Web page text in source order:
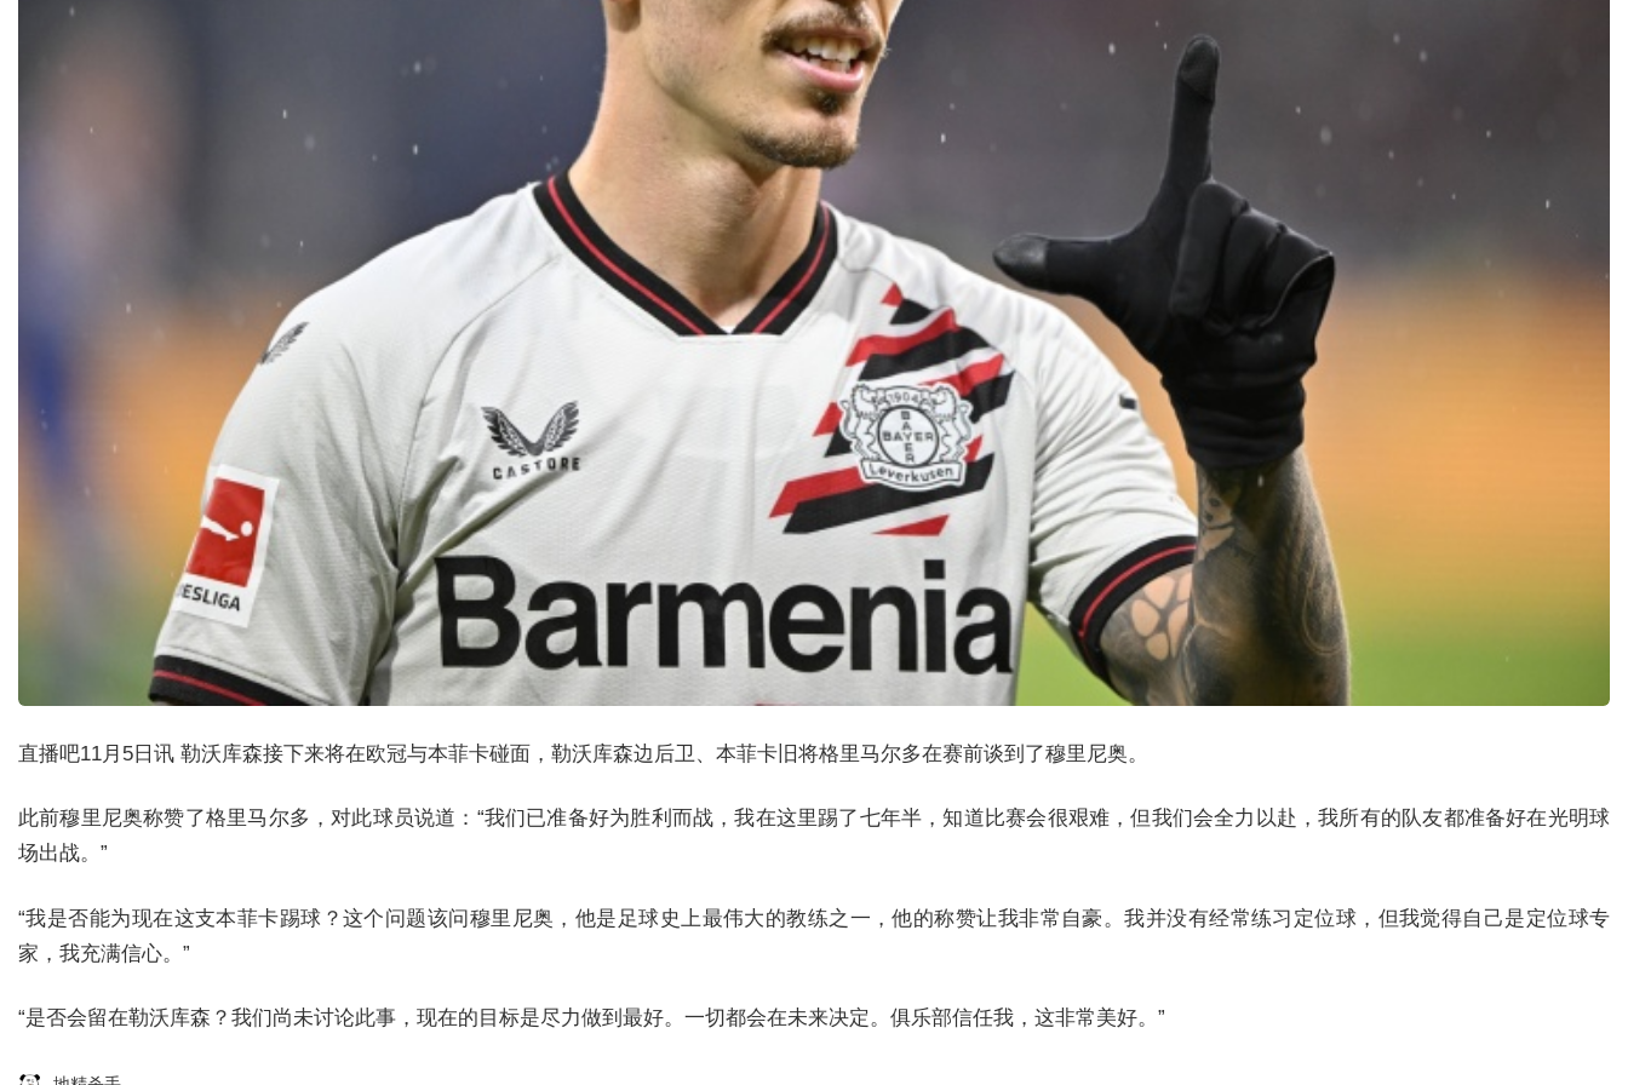
直播吧11月5日讯 勒沃库森接下来将在欧冠与本菲卡碰面，勒沃库森边后卫、本菲卡旧将格里马尔多在赛前谈到了穆里尼奥。
此前穆里尼奥称赞了格里马尔多，对此球员说道：“我们已准备好为胜利而战，我在这里踢了七年半，知道比赛会很艰难，但我们会全力以赴，我所有的队友都准备好在光明球
场出战。”
“我是否能为现在这支本菲卡踢球？这个问题该问穆里尼奥，他是足球史上最伟大的教练之一，他的称赞让我非常自豪。我并没有经常练习定位球，但我觉得自己是定位球专
家，我充满信心。”
“是否会留在勒沃库森？我们尚未讨论此事，现在的目标是尽力做到最好。一切都会在未来决定。俱乐部信任我，这非常美好。”